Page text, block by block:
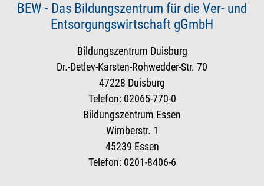
BEW - Das Bildungszentrum für die Ver- und
Entsorgungswirtschaft gGmbH
Bildungszentrum Duisburg
Dr.-Detlev-Karsten-Rohwedder-Str. 70
47228 Duisburg
Telefon: 02065-770-0
Bildungszentrum Essen
Wimberstr. 1
45239 Essen
Telefon: 0201-8406-6